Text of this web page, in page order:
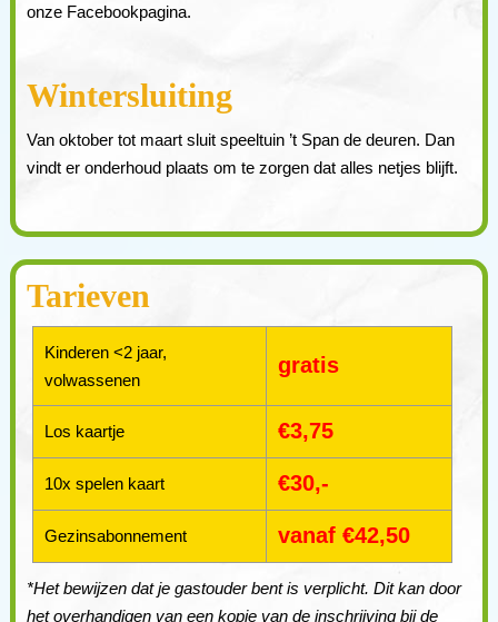
onze Facebookpagina.
Wintersluiting
Van oktober tot maart sluit speeltuin ’t Span de deuren. Dan
vindt er onderhoud plaats om te zorgen dat alles netjes blijft.
Tarieven
Kinderen <2 jaar,
volwassenen
gratis
Los kaartje €3,75
10x spelen kaart €30,-
Gezinsabonnement vanaf €42,50
*Het bewijzen dat je gastouder bent is verplicht. Dit kan door
het overhandigen van een kopie van de inschrijving bij de